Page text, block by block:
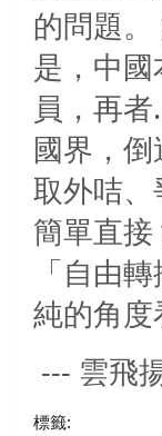
的問題
是，中
員，再
國界，
取外咭
簡單直
「自由
純的角度
--- 雲飛
標籤: